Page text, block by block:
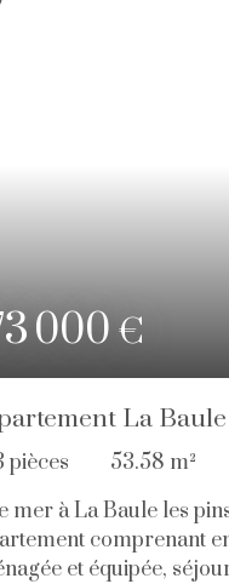
000€
La
pièces 53.58 m²
mer à La Baule les
comprenant
et équipée,